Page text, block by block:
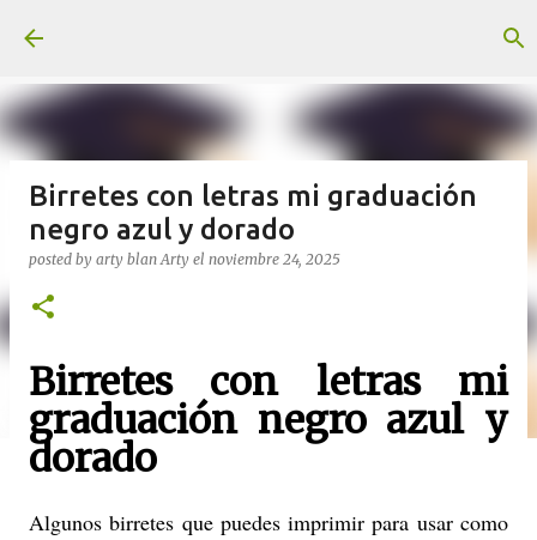
Birretes con letras mi graduación
negro azul y dorado
posted by arty blanArty el noviembre 24, 2025
Birretes con letras mi
graduación negro azul y
dorado
Algunos birretes que puedes imprimir para usar como